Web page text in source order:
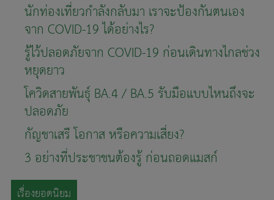
นักท่องเที่ยวกำลังกลับมา เราจะป้องกันตนเอง
จาก COVID-19 ได้อย่างไร?
รู้ไว้ปลอดภัยจาก COVID-19 ก่อนเดินทางไกลช่วง
หยุดยาว
โควิดสายพันธุ์ BA.4 / BA.5 รับมือแบบไหนถึงจะ
ปลอดภัย
กัญชาเสรี โอกาส หรือความเสี่ยง?
3 อย่างที่ประชาชนต้องรู้ ก่อนถอดแมสก์
เรื่องยอดนิยม